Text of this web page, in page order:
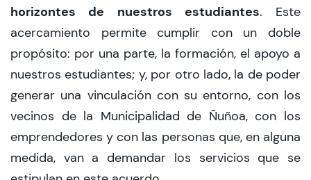
horizontes de nuestros estudiantes. Este
acercamiento permite cumplir con un doble
propósito: por una parte, la formación, el apoyo a
nuestros estudiantes; y, por otro lado, la de poder
generar una vinculación con su entorno, con los
vecinos de la Municipalidad de Ñuñoa, con los
emprendedores y con las personas que, en alguna
medida, van a demandar los servicios que se